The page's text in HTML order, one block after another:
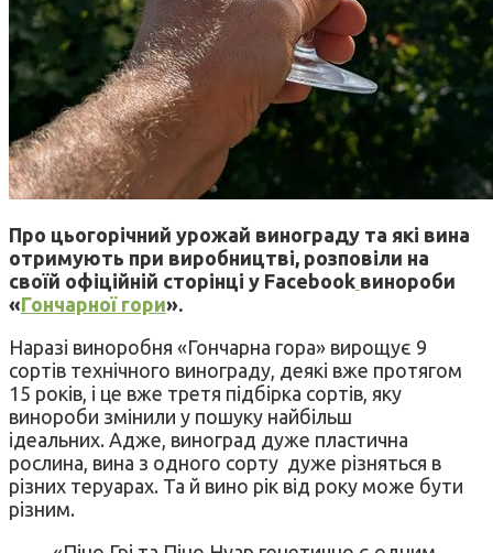
Про цьогорічний урожай винограду та які вина
отримують при виробництві, розповіли на
своїй офіційній сторінці у Facebook винороби
«Гончарної гори».
Наразі виноробня «Гончарна гора» вирощує 9
сортів технічного винограду, деякі вже протягом
15 років, і це вже третя підбірка сортів, яку
винороби змінили у пошуку найбільш
ідеальних. Адже, виноград дуже пластична
рослина, вина з одного сорту дуже різняться в
різних теруарах. Та й вино рік від року може бути
різним.